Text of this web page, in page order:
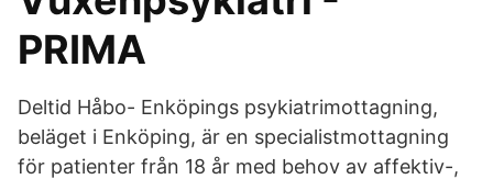
PRIMA
Deltid Håbo- Enköpings psykiatrimottagning,
beläget i Enköping, är en specialistmottagning
för patienter från 18 år med behov av affektiv-,